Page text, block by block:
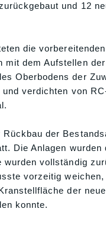
und 12
die vorbereitenden
mit dem Aufstellen
Oberbodens der
verdichten von
der
Die Anlagen wurden
wurden vollständig
vorzeitig
der
konnte.